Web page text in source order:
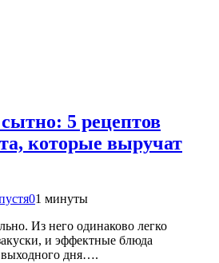
5 рецептов
которые выручат
01 минуты
Из него одинаково легко
и эффектные блюда
выходного дня….